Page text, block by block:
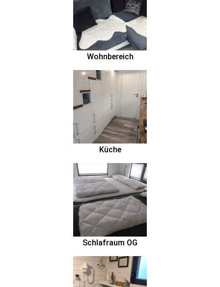
Wohnbereich
Küche
Schlafraum OG